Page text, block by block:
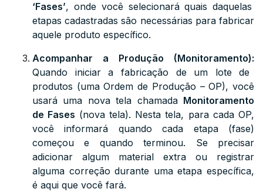
‘Fases’, onde você selecionará quais daquelas
etapas cadastradas são necessárias para fabricar
aquele produto específico.
Acompanhar a Produção (Monitoramento):
Quando iniciar a fabricação de um lote de
produtos (uma Ordem de Produção – OP), você
usará uma nova tela chamada Monitoramento
de Fases (nova tela). Nesta tela, para cada OP,
você informará quando cada etapa (fase)
começou e quando terminou. Se precisar
adicionar algum material extra ou registrar
alguma correção durante uma etapa específica,
é aqui que você fará.